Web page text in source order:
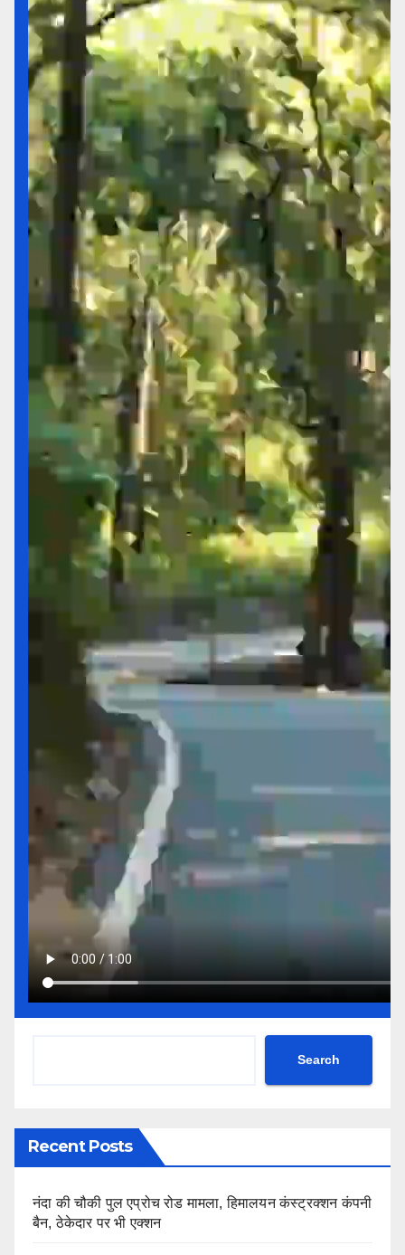
Search
Recent Posts
नंदा की चौकी पुल एप्रोच रोड मामला, हिमालयन कंस्ट्रक्शन कंपनी
बैन, ठेकेदार पर भी एक्शन